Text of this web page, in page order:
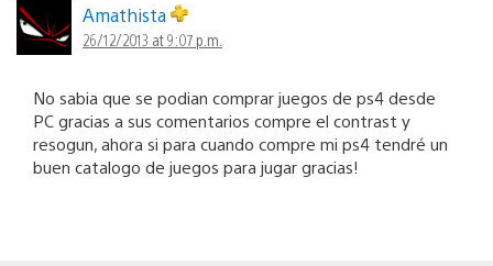
Amathista
26/12/2013 at 9:07 p.m.
No sabia que se podian comprar juegos de ps4 desde
PC gracias a sus comentarios compre el contrast y
resogun, ahora si para cuando compre mi ps4 tendré un
buen catalogo de juegos para jugar gracias!